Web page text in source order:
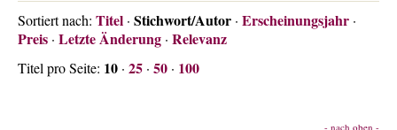
Impressum
Versandkosten
AGB
Sortiert nach: Titel · Stichwort/Autor · Erscheinungsjahr ·
Preis · Letzte Änderung · Relevanz
Titel pro Seite: 10 · 25 · 50 · 100
- nach oben -